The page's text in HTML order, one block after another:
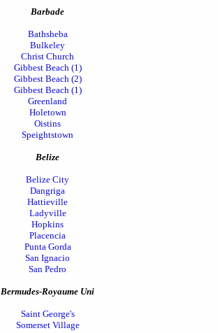
Barbade
Bathsheba
Bulkeley
Christ Church
Gibbest Beach (1)
Gibbest Beach (2)
Gibbest Beach (1)
Greenland
Holetown
Oistins
Speightstown
Belize
Belize City
Dangriga
Hattieville
Ladyville
Hopkins
Placencia
Punta Gorda
San Ignacio
San Pedro
Bermudes-Royaume Uni
Saint George's
Somerset Village